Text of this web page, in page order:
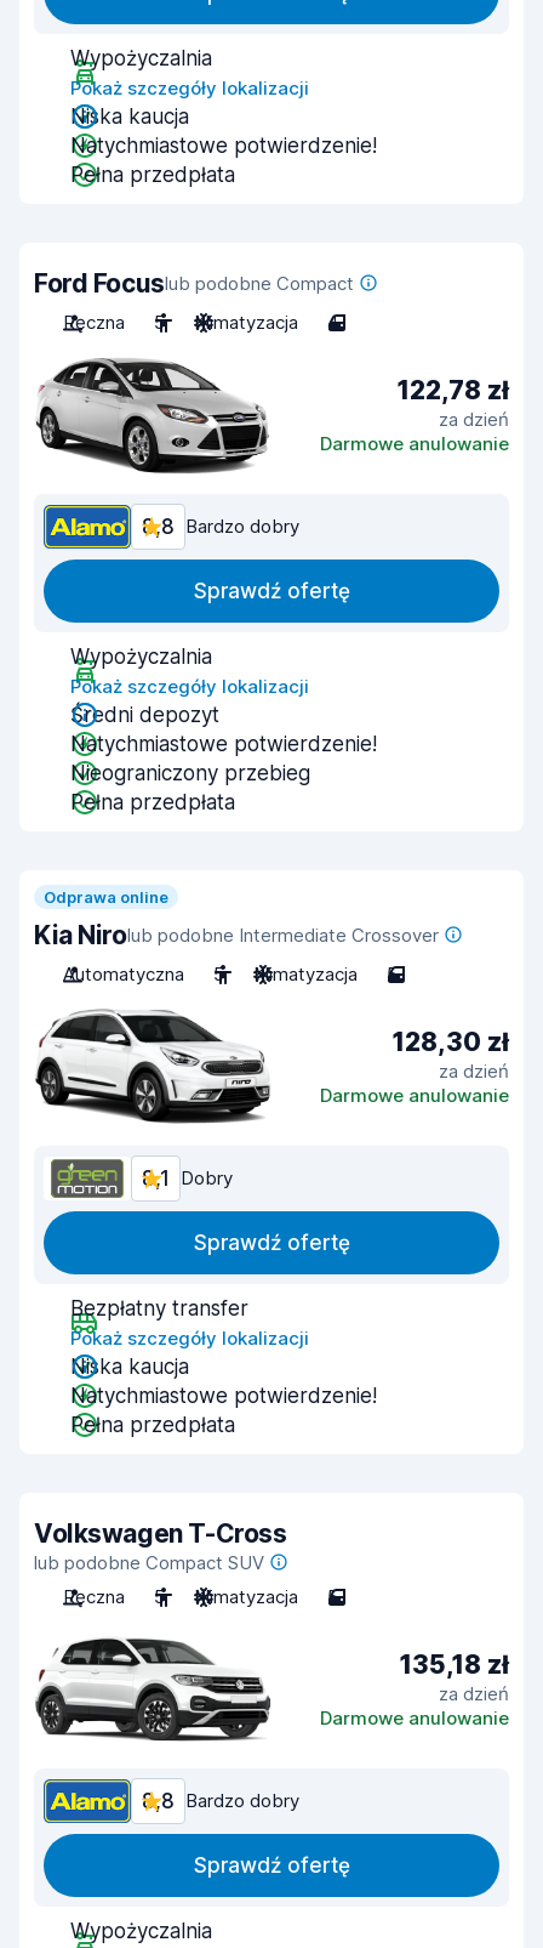
Wypożyczalnia
Pokaż szczegóły lokalizacji
Niska kaucja
Natychmiastowe potwierdzenie!
Pełna przedpłata
Ford Focuslub podobne Compact
Ręczna
5 Klimatyzacja 4
122,78 zł
za dzień
Darmowe anulowanie
8,8 Bardzo dobry
Sprawdź ofertę
Wypożyczalnia
Pokaż szczegóły lokalizacji
Średni depozyt
Natychmiastowe potwierdzenie!
Nieograniczony przebieg
Pełna przedpłata
Odprawa online
Kia Nirolub podobne Intermediate Crossover
Automatyczna
5 Klimatyzacja 5
128,30 zł
za dzień
Darmowe anulowanie
8,1 Dobry
Sprawdź ofertę
Bezpłatny transfer
Pokaż szczegóły lokalizacji
Niska kaucja
Natychmiastowe potwierdzenie!
Pełna przedpłata
Volkswagen T-Cross
lub podobne Compact SUV
Ręczna
5 Klimatyzacja 5
135,18 zł
za dzień
Darmowe anulowanie
8,8 Bardzo dobry
Sprawdź ofertę
Wypożyczalnia